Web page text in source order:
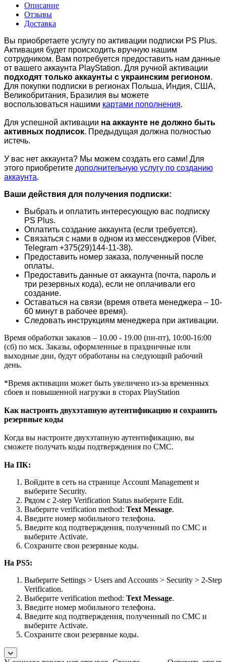
Описание
Отзывы
Доставка
Вы приобретаете услугу по активации подписки PS Plus.
Активация будет происходить вручную нашим
сотрудником. Вам потребуется предоставить нам данные
от вашего аккаунта PlayStation. Для ручной активации
подходят только аккаунты с украинским регионом.
Для покупки подписки в регионах Польша, Индия, США,
Великобритания, Бразилия вы можете
воспользоваться нашими картами пополнения.
Для успешной активации на аккаунте не должно быть
активных подписок. Предыдущая должна полностью
истечь.
У вас нет аккаунта? Мы можем создать его сами! Для
этого приобретите дополнительную услугу по созданию
аккаунта.
Ваши действия для получения подписки:
Выбрать и оплатить интересующую вас подписку
PS Plus.
Оплатить создание аккаунта (если требуется).
Связаться с нами в одном из мессенджеров (Viber,
Telegram +375(29)144-11-38).
Предоставить номер заказа, полученный после
оплаты.
Предоставить данные от аккаунта (почта, пароль и
три резервных кода), если не оплачивали его
создание.
Оставаться на связи (время ответа менеджера – 10-
60 минут в рабочее время).
Следовать инструкциям менеджера при активации.
Время обработки заказов – 10.00 - 19.00 (пн-пт), 10:00-16:00
(сб) по мск. Заказы, оформленные в праздничные или
выходные дни, будут обработаны на следующий рабочий
день.
*Время активации может быть увеличено из-за временных
сбоев и повышенной нагрузки в сторах PlayStation
Как настроить двухэтапную аутентификацию и сохранить
резервные коды
Когда вы настроите двухэтапную аутентификацию, вы
сможете получать коды подтверждения по СМС.
На ПК:
Войдите в сеть на странице Account Management и
выберите Security.
Рядом с 2-step Verification Status выберите Edit.
Выберите verification method: Text Message.
Введите номер мобильного телефона.
Введите код подтверждения, полученный по СМС и
выберите Activate.
Сохраните свои резервные коды.
На PS5:
Выберите Settings > Users and Accounts > Security > 2-Step
Verification.
Выберите verification method: Text Message.
Введите номер мобильного телефона.
Введите код подтверждения, полученный по СМС и
выберите Activate.
Сохраните свои резервные коды.